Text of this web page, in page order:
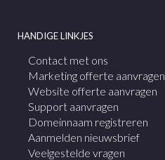
HANDIGE LINKJES
Contact met ons
Marketing offerte aanvragen
Website offerte aanvragen
Support aanvragen
Domeinnaam registreren
Aanmelden nieuwsbrief
Veelgestelde vragen